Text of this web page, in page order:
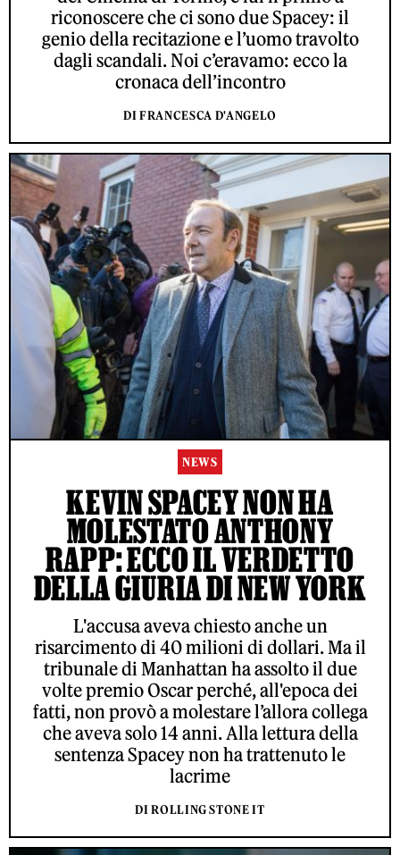
riconoscere che ci sono due Spacey: il
genio della recitazione e l’uomo travolto
dagli scandali. Noi c’eravamo: ecco la
cronaca dell’incontro
DI FRANCESCA D'ANGELO
NEWS
KEVIN SPACEY NON HA
MOLESTATO ANTHONY
RAPP: ECCO IL VERDETTO
DELLA GIURIA DI NEW YORK
L'accusa aveva chiesto anche un
risarcimento di 40 milioni di dollari. Ma il
tribunale di Manhattan ha assolto il due
volte premio Oscar perché, all'epoca dei
fatti, non provò a molestare l’allora collega
che aveva solo 14 anni. Alla lettura della
sentenza Spacey non ha trattenuto le
lacrime
DI ROLLING STONE IT